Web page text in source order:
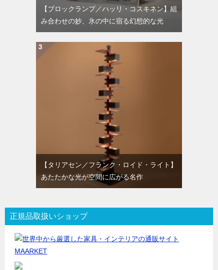
【ブロックランプ／ハッリ・コスキネン】組
み合わせの妙、氷の中に宿る幻想的な光
【タリアセン／フランク・ロイド・ライト】
あたたかな光が空間に広がる名作
正規品取扱いショップ